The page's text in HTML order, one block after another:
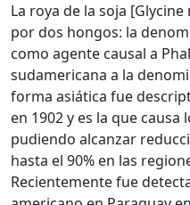
La roya de la soja
por dos hongos: la
como agente causal a
sudamericana a la
forma asiática fue
en 1902 y es la que
pudiendo alcanzar
hasta el 90% en las
Recientemente fue